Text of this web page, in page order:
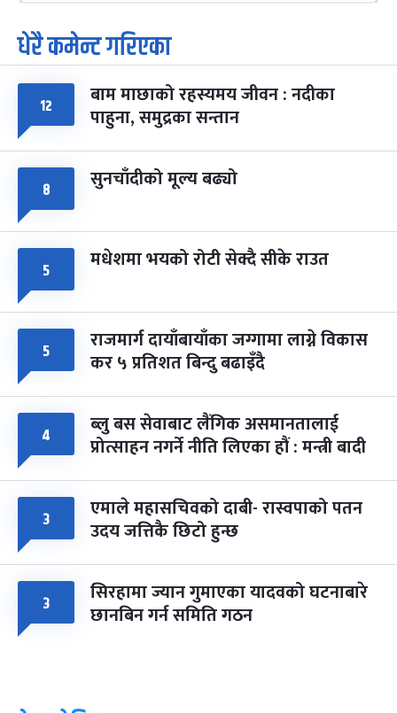
७
आइत
पूर्णिमा व्रत
चैत्र ७, २०८३-Mar 21, 2027
८ फागुपूर्णिमा
चैत्र ८, २०८३-Mar 22, 2027
७ महिना बाँकी
धेरै कमेन्ट गरिएका
१२ बाम माछाको रहस्यमय जीवन : नदीका
पाहुना, समुद्रका सन्तान
८ सुनचाँदीको मूल्य बढ्यो
५ मधेशमा भयको रोटी सेक्दै सीके राउत
५ राजमार्ग दायाँबायाँका जग्गामा लाग्ने विकास
कर ५ प्रतिशत बिन्दु बढाइँदै
४ ब्लु बस सेवाबाट लैंगिक असमानतालाई
प्रोत्साहन नगर्ने नीति लिएका हौं : मन्त्री बादी
३ एमाले महासचिवको दाबी- रास्वपाको पतन
उदय जत्तिकै छिटो हुन्छ
३ सिरहामा ज्यान गुमाएका यादवको घटनाबारे
छानबिन गर्न समिति गठन